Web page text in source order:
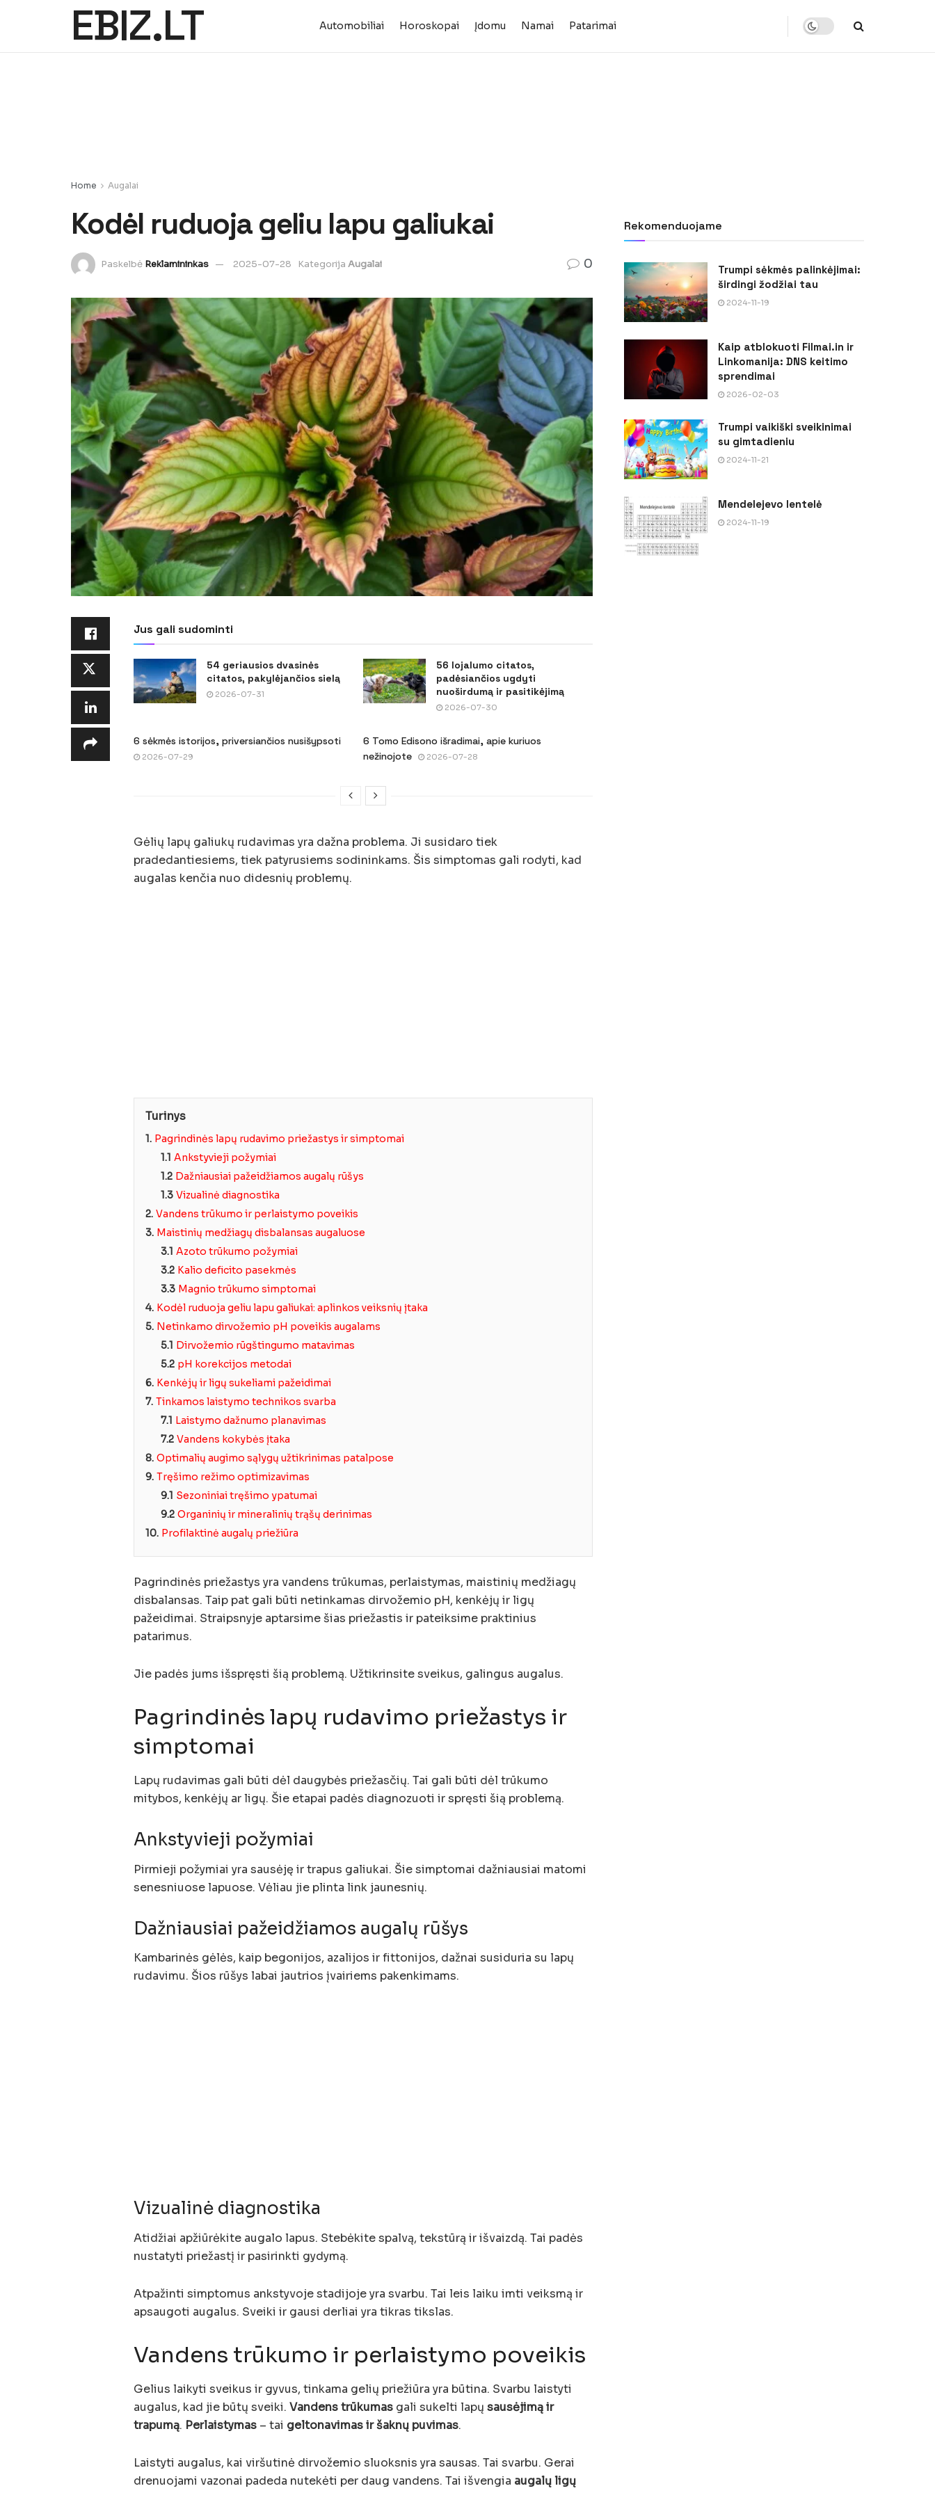
EBIZ.LT Automobiliai Horoskopai Įdomu Namai Patarimai
Home Augalai
Kodėl ruduoja geliu lapu galiukai
Paskelbė Reklamininkas 2025-07-28 Kategorija Augalai 0
Jus gali sudominti
54 geriausios dvasinės
citatos, pakylėjančios sielą
2026-07-31
56 lojalumo citatos,
padėsiančios ugdyti
nuoširdumą ir pasitikėjimą
2026-07-30
6 sėkmės istorijos, priversiančios nusišypsoti
2026-07-29
6 Tomo Edisono išradimai, apie kuriuos
nežinojote
2026-07-28
Gėlių lapų galiukų rudavimas yra dažna problema. Ji susidaro tiek
pradedantiesiems, tiek patyrusiems sodininkams. Šis simptomas gali rodyti, kad
augalas kenčia nuo didesnių problemų.
Turinys
1. Pagrindinės lapų rudavimo priežastys ir simptomai
1.1 Ankstyvieji požymiai
1.2 Dažniausiai pažeidžiamos augalų rūšys
1.3 Vizualinė diagnostika
2. Vandens trūkumo ir perlaistymo poveikis
3. Maistinių medžiagų disbalansas augaluose
3.1 Azoto trūkumo požymiai
3.2 Kalio deficito pasekmės
3.3 Magnio trūkumo simptomai
4. Kodėl ruduoja geliu lapu galiukai: aplinkos veiksnių įtaka
5. Netinkamo dirvožemio pH poveikis augalams
5.1 Dirvožemio rūgštingumo matavimas
5.2 pH korekcijos metodai
6. Kenkėjų ir ligų sukeliami pažeidimai
7. Tinkamos laistymo technikos svarba
7.1 Laistymo dažnumo planavimas
7.2 Vandens kokybės įtaka
8. Optimalių augimo sąlygų užtikrinimas patalpose
9. Tręšimo režimo optimizavimas
9.1 Sezoniniai tręšimo ypatumai
9.2 Organinių ir mineralinių trąšų derinimas
10. Profilaktinė augalų priežiūra
Pagrindinės priežastys yra vandens trūkumas, perlaistymas, maistinių medžiagų
disbalansas. Taip pat gali būti netinkamas dirvožemio pH, kenkėjų ir ligų
pažeidimai. Straipsnyje aptarsime šias priežastis ir pateiksime praktinius
patarimus.
Jie padės jums išspręsti šią problemą. Užtikrinsite sveikus, galingus augalus.
Pagrindinės lapų rudavimo priežastys ir
simptomai
Lapų rudavimas gali būti dėl daugybės priežasčių. Tai gali būti dėl trūkumo
mitybos, kenkėjų ar ligų. Šie etapai padės diagnozuoti ir spręsti šią problemą.
Ankstyvieji požymiai
Pirmieji požymiai yra sausėję ir trapus galiukai. Šie simptomai dažniausiai matomi
senesniuose lapuose. Vėliau jie plinta link jaunesnių.
Dažniausiai pažeidžiamos augalų rūšys
Kambarinės gėlės, kaip begonijos, azalijos ir fittonijos, dažnai susiduria su lapų
rudavimu. Šios rūšys labai jautrios įvairiems pakenkimams.
Vizualinė diagnostika
Atidžiai apžiūrėkite augalo lapus. Stebėkite spalvą, tekstūrą ir išvaizdą. Tai padės
nustatyti priežastį ir pasirinkti gydymą.
Atpažinti simptomus ankstyvoje stadijoje yra svarbu. Tai leis laiku imti veiksmą ir
apsaugoti augalus. Sveiki ir gausi derliai yra tikras tikslas.
Vandens trūkumo ir perlaistymo poveikis
Gelius laikyti sveikus ir gyvus, tinkama gelių priežiūra yra būtina. Svarbu laistyti
augalus, kad jie būtų sveiki. Vandens trūkumas gali sukelti lapų sausėjimą ir
trapumą. Perlaistymas – tai geltonavimas ir šaknų puvimas.
Laistyti augalus, kai viršutinė dirvožemio sluoksnis yra sausas. Tai svarbu. Gerai
drenuojami vazonai padeda nutekėti per daug vandens. Tai išvengia augalų ligų
Rekomenduojame
Trumpi sėkmės palinkėjimai:
širdingi žodžiai tau
2024-11-19
Kaip atblokuoti Filmai.in ir
Linkomanija: DNS keitimo
sprendimai
2026-02-03
Trumpi vaikiški sveikinimai
su gimtadieniu
2024-11-21
Mendelejevo lentelė
2024-11-19